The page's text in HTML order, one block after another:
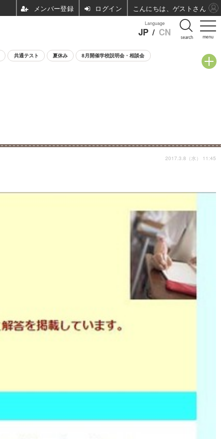
menu
Language
JP / CN search
共通テスト 夏休み 8月開催学校説明会・相談会
2017.3.8（水） 11:45
ログイン こんにちは、ゲストさん